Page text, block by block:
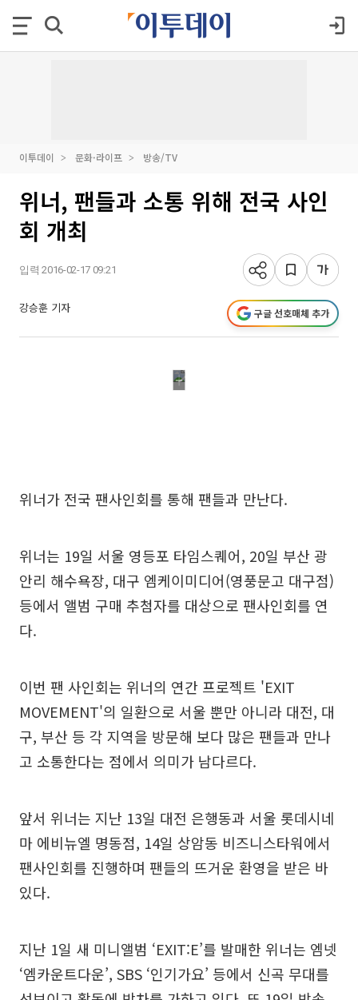
이투데이 문화·라이프 방송/TV
위너, 팬들과 소통 위해 전국 사인
회 개최
입력 2016-02-17 09:21
강승훈 기자 구글 선호매체 추가
위너가 전국 팬사인회를 통해 팬들과 만난다.
위너는 19일 서울 영등포 타임스퀘어, 20일 부산 광
안리 해수욕장, 대구 엠케이미디어(영풍문고 대구점)
등에서 앨범 구매 추첨자를 대상으로 팬사인회를 연
다.
이번 팬 사인회는 위너의 연간 프로젝트 'EXIT
MOVEMENT'의 일환으로 서울 뿐만 아니라 대전, 대
구, 부산 등 각 지역을 방문해 보다 많은 팬들과 만나
고 소통한다는 점에서 의미가 남다르다.
앞서 위너는 지난 13일 대전 은행동과 서울 롯데시네
마 에비뉴엘 명동점, 14일 상암동 비즈니스타워에서
팬사인회를 진행하며 팬들의 뜨거운 환영을 받은 바
있다.
지난 1일 새 미니앨범 ‘EXIT:E’를 발매한 위너는 엠넷
‘엠카운트다운’, SBS ‘인기가요’ 등에서 신곡 무대를